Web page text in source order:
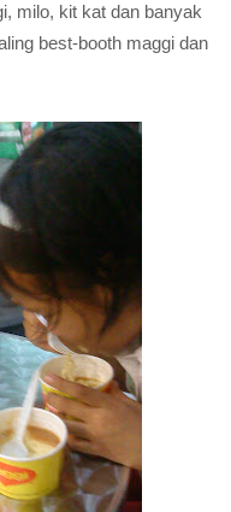
milo, kit kat dan banyak
best-booth maggi dan